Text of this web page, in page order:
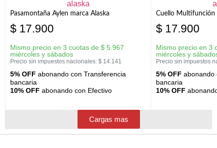
Pasamontaña Aylen marca Alaska
$ 17.900
Mismo precio en 3 cuotas de $ 5.967
miércoles y sábados
Precio sin impuestos nacionales: $ 14.141
5% OFF abonando con Transferencia
bancaria
10% OFF abonando con Efectivo
Cuello Multifunción
$ 17.900
Mismo precio en 3
miércoles y
Precio sin impuestos
5% OFF abonando
bancaria
10% OFF
Cargas mas